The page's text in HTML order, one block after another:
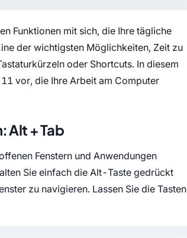
Funktionen mit sich, die Ihre tägliche
der wichtigsten Möglichkeiten, Zeit zu
oder Shortcuts. In diesem
vor, die Ihre Arbeit am Computer
Alt + Tab
Fenstern und Anwendungen
Sie einfach die Alt-Taste gedrückt
zu navigieren. Lassen Sie die Tasten